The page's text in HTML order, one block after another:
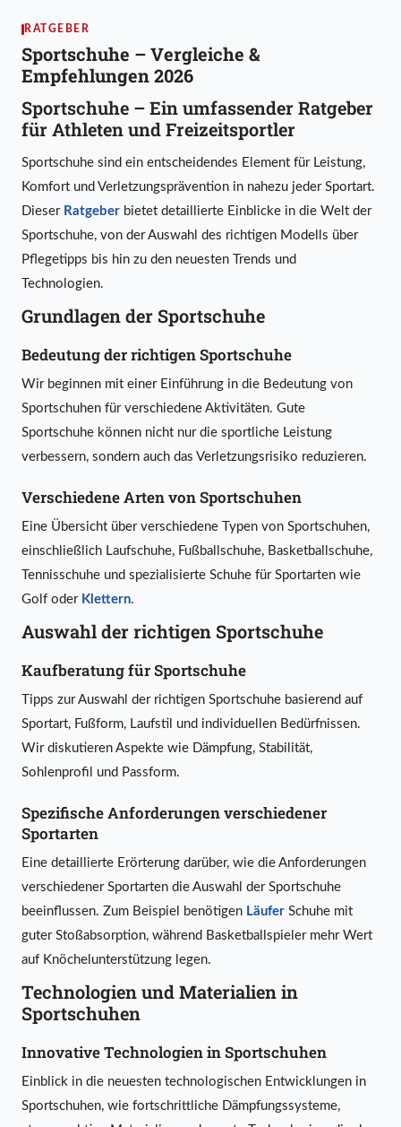
RATGEBER
Sportschuhe – Vergleiche &
Empfehlungen 2026
Sportschuhe – Ein umfassender Ratgeber
für Athleten und Freizeitsportler
Sportschuhe sind ein entscheidendes Element für Leistung,
Komfort und Verletzungsprävention in nahezu jeder Sportart.
Dieser Ratgeber bietet detaillierte Einblicke in die Welt der
Sportschuhe, von der Auswahl des richtigen Modells über
Pflegetipps bis hin zu den neuesten Trends und
Technologien.
Grundlagen der Sportschuhe
Bedeutung der richtigen Sportschuhe
Wir beginnen mit einer Einführung in die Bedeutung von
Sportschuhen für verschiedene Aktivitäten. Gute
Sportschuhe können nicht nur die sportliche Leistung
verbessern, sondern auch das Verletzungsrisiko reduzieren.
Verschiedene Arten von Sportschuhen
Eine Übersicht über verschiedene Typen von Sportschuhen,
einschließlich Laufschuhe, Fußballschuhe, Basketballschuhe,
Tennisschuhe und spezialisierte Schuhe für Sportarten wie
Golf oder Klettern.
Auswahl der richtigen Sportschuhe
Kaufberatung für Sportschuhe
Tipps zur Auswahl der richtigen Sportschuhe basierend auf
Sportart, Fußform, Laufstil und individuellen Bedürfnissen.
Wir diskutieren Aspekte wie Dämpfung, Stabilität,
Sohlenprofil und Passform.
Spezifische Anforderungen verschiedener
Sportarten
Eine detaillierte Erörterung darüber, wie die Anforderungen
verschiedener Sportarten die Auswahl der Sportschuhe
beeinflussen. Zum Beispiel benötigen Läufer Schuhe mit
guter Stoßabsorption, während Basketballspieler mehr Wert
auf Knöchelunterstützung legen.
Technologien und Materialien in
Sportschuhen
Innovative Technologien in Sportschuhen
Einblick in die neuesten technologischen Entwicklungen in
Sportschuhen, wie fortschrittliche Dämpfungssysteme,